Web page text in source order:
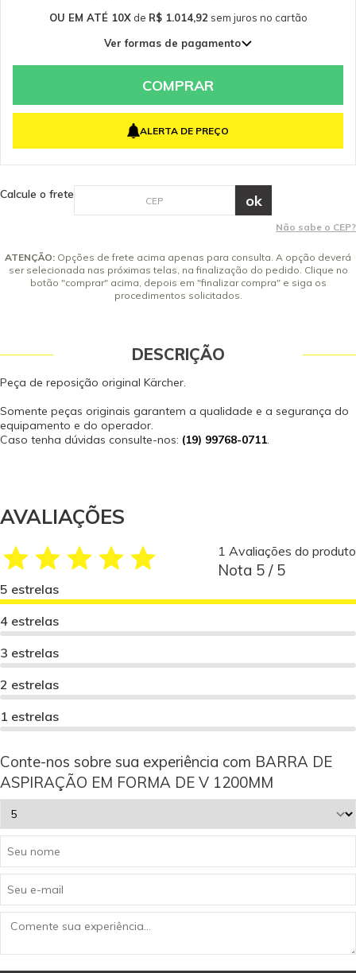
OU EM ATÉ 10Xde R$ 1.014,92 sem juros no cartão
Ver formas de pagamento
2x de R$ 5.074,62 sem juros
5x de R$ 2.029,85 sem juros
8x de R$ 1.268,65 sem juros
9x de R$ 1.127,69 sem juros
COMPRAR
ALERTA DE PREÇO
Calcule o frete
Não sabe o CEP?
ATENÇÃO: Opções de frete acima apenas para consulta. A opção deverá
ser selecionada nas próximas telas, na finalização do pedido. Clique no
botão "comprar" acima, depois em "finalizar compra" e siga os
procedimentos solicitados.
DESCRIÇÃO
Peça de reposição original Kärcher.
Somente peças originais garantem a qualidade e a segurança do
equipamento e do operador.
Caso tenha dúvidas consulte-nos: (19) 99768-0711.
AVALIAÇÕES
1 Avaliações do produto
Nota 5 / 5
5 estrelas
4 estrelas
3 estrelas
2 estrelas
1 estrelas
Conte-nos sobre sua experiência com BARRA DE
ASPIRAÇÃO EM FORMA DE V 1200MM